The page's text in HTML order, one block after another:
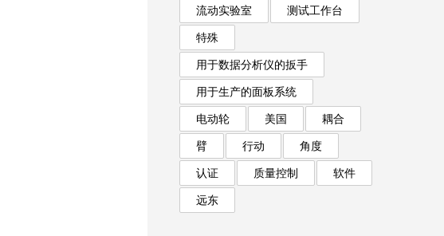
流动实验室
测试工作台
特殊
用于数据分析仪的扳手
用于生产的面板系统
电动轮
美国
耦合
臂
行动
角度
认证
质量控制
软件
远东